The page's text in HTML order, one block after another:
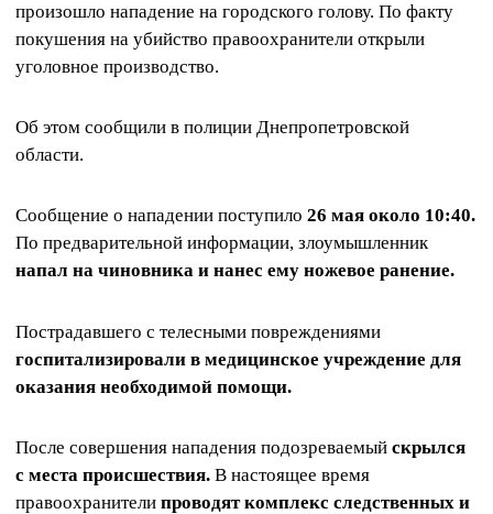
произошло нападение на городского голову. По факту
покушения на убийство правоохранители открыли
уголовное производство.
Об этом сообщили в полиции Днепропетровской
области.
Сообщение о нападении поступило 26 мая около 10:40.
По предварительной информации, злоумышленник
напал на чиновника и нанес ему ножевое ранение.
Пострадавшего с телесными повреждениями
госпитализировали в медицинское учреждение для
оказания необходимой помощи.
После совершения нападения подозреваемый скрылся
с места происшествия. В настоящее время
правоохранители проводят комплекс следственных и